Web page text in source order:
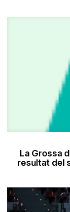
La Grossa
resultat del